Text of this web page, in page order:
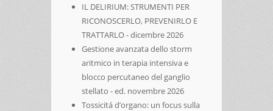
IL DELIRIUM: STRUMENTI PER
RICONOSCERLO, PREVENIRLO E
TRATTARLO - dicembre 2026
Gestione avanzata dello storm
aritmico in terapia intensiva e
blocco percutaneo del ganglio
stellato - ed. novembre 2026
Tossicitá d’organo: un focus sulla